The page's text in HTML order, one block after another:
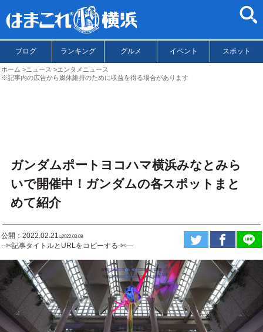
ブログ ランキング グルメ イベント スポット
ホーム ニュース
エンタメニュース
※記事内の広告から媒体維持のために収益を得る場合があります
ガンダムポートヨコハマ横浜みなとみら
いで開催中！ガンダムの各スポットまと
めて紹介
公開：2022.02.21ಇ2022.03.08
--✄記事タイトルとURLをコピーする-✄—